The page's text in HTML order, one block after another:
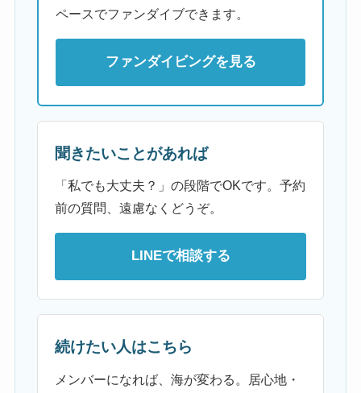
ペースでファンダイブできます。
ファンダイビングを見る
聞きたいことがあれば
「私でも大丈夫？」の段階でOKです。予約
前の質問、遠慮なくどうぞ。
LINEで相談する
続けたい人はこちら
メンバーになれば、海が変わる。居心地・